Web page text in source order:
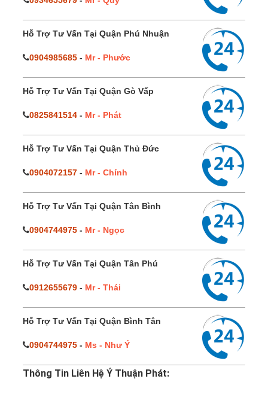
Hỗ Trợ Tư Vấn Tại Quận Phú Nhuận
0904985685 - Mr - Phước
Hỗ Trợ Tư Vấn Tại Quận Gò Vấp
0825841514 - Mr - Phát
Hỗ Trợ Tư Vấn Tại Quận Thủ Đức
0904072157 - Mr - Chính
Hỗ Trợ Tư Vấn Tại Quận Tân Bình
0904744975 - Mr - Ngọc
Hỗ Trợ Tư Vấn Tại Quận Tân Phú
0912655679 - Mr - Thái
Hỗ Trợ Tư Vấn Tại Quận Bình Tân
0904744975 - Ms - Như Ý
Thông Tin Liên Hệ Ý Thuận Phát: